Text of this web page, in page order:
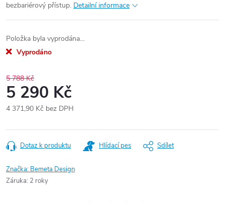
bezbariérový přístup. Detailní informace
Položka byla vyprodána…
Vyprodáno
5 788 Kč
5 290 Kč
4 371,90 Kč bez DPH
cena:
Dotaz k produktu Hlídací pes Sdílet
Značka: Bemeta Design
Záruka: 2 roky